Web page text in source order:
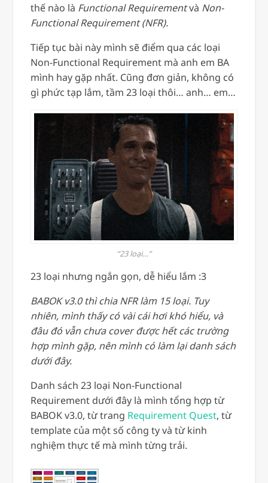
thế nào là Functional Requirementvà Non-
Functional Requirement (NFR).
Tiếp tục bài này mình sẽ điểm qua các loại
Non-Functional Requirement mà anh em BA
mình hay gặp nhất. Cũng đơn giản, không có
gì phức tạp lắm, tầm 23 loại thôi… anh… em…
“23 loại…”
23 loại nhưng ngắn gọn, dễ hiểu lắm :3
BABOK v3.0 thì chia NFR làm 15 loại. Tuy
nhiên, mình thấy có vài cái hơi khó hiểu, và
đâu đó vẫn chưa cover được hết các trường
hợp mình gặp, nên mình có làm lại danh sách
dưới đây.
Danh sách 23 loại Non-Functional
Requirement dưới đây là mình tổng hợp từ
BABOK v3.0, từ trang Requirement Quest, từ
template của một số công ty và từ kinh
nghiệm thực tế mà mình từng trải.